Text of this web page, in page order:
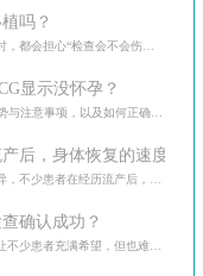
吗？
显示没怀孕？
后，身体恢复的速度和
确认成功？